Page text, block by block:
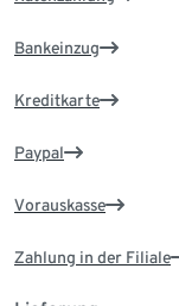
Bankeinzug
Kreditkarte
Paypal
Vorauskasse
Zahlung in der Filiale